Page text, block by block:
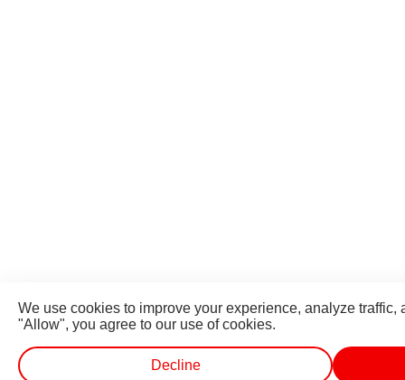
We use cookies to improve your experience, analyze
"Allow", you agree to our use of cookies.
Decline